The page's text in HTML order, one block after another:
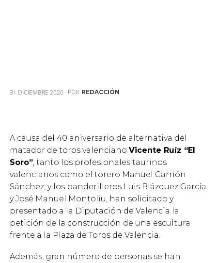
31 DICIEMBRE 2020 POR REDACCIÓN
A causa del 40 aniversario de alternativa del
matador de toros valenciano Vicente Ruíz “El
Soro” , tanto los profesionales taurinos
valencianos como el torero Manuel Carrión
Sánchez, y los banderilleros Luis Blázquez García
y José Manuel Montoliu, han solicitado y
presentado a la Diputación de Valencia la
petición de la construcción de una escultura
frente a la Plaza de Toros de Valencia.
Además, gran número de personas se han